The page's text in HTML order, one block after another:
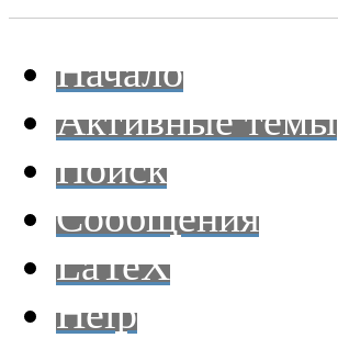
Начало
Активные темы
Поиск
Сообщения
LaTeX
Help